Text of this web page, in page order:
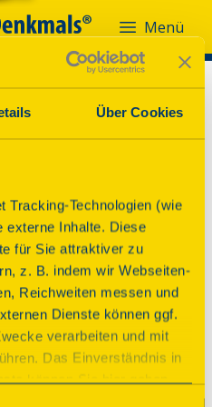
Über Cookies
Tracking-Technologien (wie
externe Inhalte. Diese
für Sie attraktiver zu
z. B. indem wir Webseiten-
Reichweiten messen und
Dienste können ggf.
verarbeiten und mit
Das Einverständnis in
können Sie hier geben.
Menü